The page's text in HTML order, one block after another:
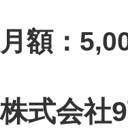
月額：
株式会社